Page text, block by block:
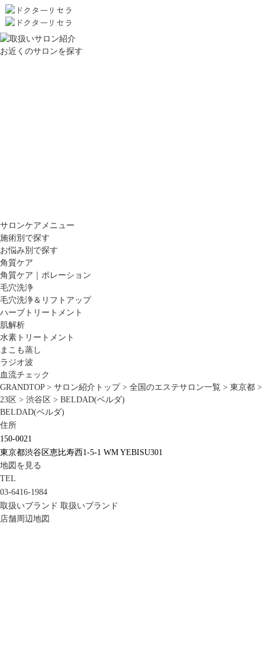
お近くのサロンを探す
サロンケアメニュー
施術別で探す
お悩み別で探す
角質ケア
角質ケア｜ポレーション
毛穴洗浄
毛穴洗浄＆リフトアップ
ハーブトリートメント
肌解析
水素トリートメント
まこも蒸し
ラジオ波
血流チェック
GRANDTOP > サロン紹介トップ > 全国のエステサロン一覧 > 東京都 >
23区 > 渋谷区 > BELDAD(ベルダ)
BELDAD(ベルダ)
住所
150-0021
東京都渋谷区恵比寿西1-5-1 WM YEBISU301
地図を見る
TEL
03-6416-1984
取扱いブランド 取扱いブランド
店舗周辺地図